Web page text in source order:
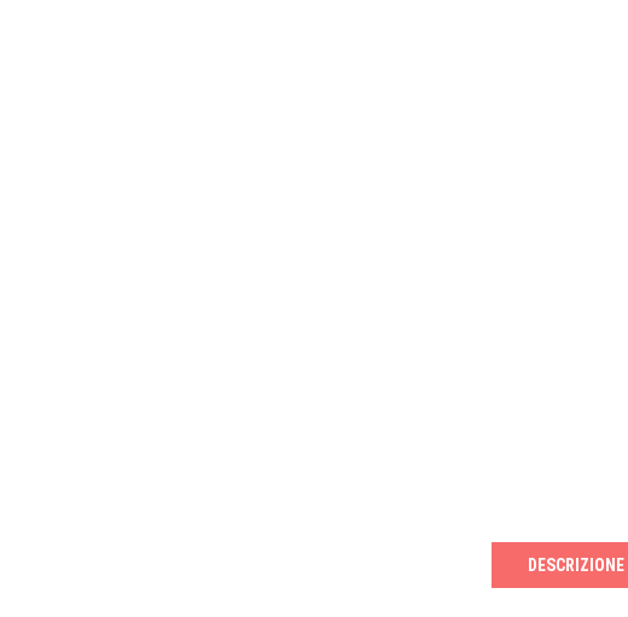
DESCRIZIONE